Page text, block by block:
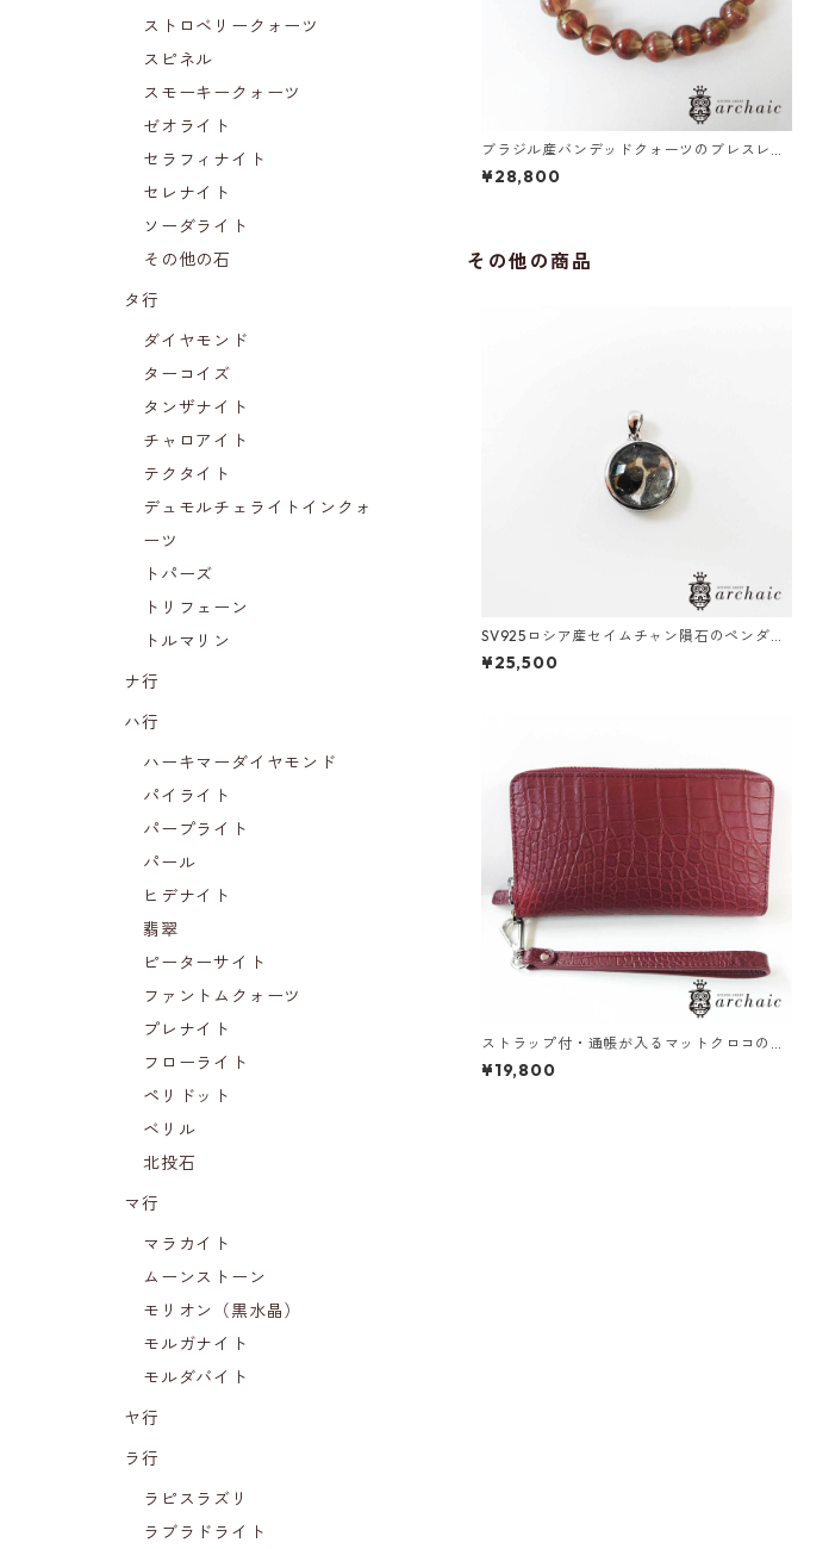
ブラジル産バンデッドクォーツのブレスレッ
ト（10mm）
¥28,800
その他の商品
SV925ロシア産セイムチャン隕石のペンダン
トトップ
¥25,500
ストラップ付・通帳が入るマットクロコの長
財布（全3色）
¥19,800
ストロベリークォーツ
スピネル
スモーキークォーツ
ゼオライト
セラフィナイト
セレナイト
ソーダライト
その他の石
タ行
ダイヤモンド
ターコイズ
タンザナイト
チャロアイト
テクタイト
デュモルチェライトインクォ
ーツ
トパーズ
トリフェーン
トルマリン
ナ行
ハ行
ハーキマーダイヤモンド
パイライト
パープライト
パール
ヒデナイト
翡翠
ピーターサイト
ファントムクォーツ
プレナイト
フローライト
ペリドット
ベリル
北投石
マ行
マラカイト
ムーンストーン
モリオン（黒水晶）
モルガナイト
モルダバイト
ヤ行
ラ行
ラピスラズリ
ラブラドライト